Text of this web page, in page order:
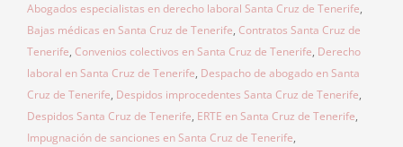
Abogados especialistas en derecho laboral Santa Cruz de Tenerife,
Bajas médicas en Santa Cruz de Tenerife, Contratos Santa Cruz de
Tenerife, Convenios colectivos en Santa Cruz de Tenerife, Derecho
laboral en Santa Cruz de Tenerife, Despacho de abogado en Santa
Cruz de Tenerife, Despidos improcedentes Santa Cruz de Tenerife,
Despidos Santa Cruz de Tenerife, ERTE en Santa Cruz de Tenerife,
Impugnación de sanciones en Santa Cruz de Tenerife,